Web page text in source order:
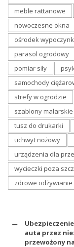
meble rattanowe
nowoczesne okna
ośrodek
parasol ogrodowy
pomiar siły
samochody
strefy w ogrodzie
szablony malarskie
tusz do drukarki
uchwyt nożowy
urządzenia dla
wycieczki poza
zdrowe odżywianie
auta przez
przewożony